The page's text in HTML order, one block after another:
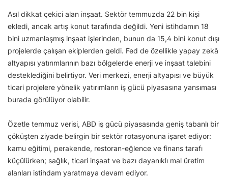
Asıl dikkat çekici alan inşaat. Sektör temmuzda 22 bin kişi
ekledi, ancak artış konut tarafında değildi. Yeni istihdamın 18
bini uzmanlaşmış inşaat işlerinden, bunun da 15,4 bini konut dışı
projelerde çalışan ekiplerden geldi. Fed de özellikle yapay zekâ
altyapısı yatırımlarının bazı bölgelerde enerji ve inşaat talebini
desteklediğini belirtiyor. Veri merkezi, enerji altyapısı ve büyük
ticari projelere yönelik yatırımların iş gücü piyasasına yansıması
burada görülüyor olabilir.
Özetle temmuz verisi, ABD iş gücü piyasasında geniş tabanlı bir
çöküşten ziyade belirgin bir sektör rotasyonuna işaret ediyor:
kamu eğitimi, perakende, restoran-eğlence ve finans tarafı
küçülürken; sağlık, ticari inşaat ve bazı dayanıklı mal üretim
alanları istihdam yaratmaya devam ediyor.